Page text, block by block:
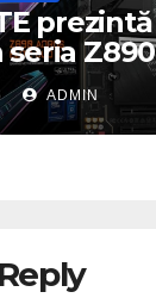
Z890
de
la un
ADMIN